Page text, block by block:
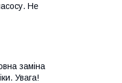
Не
заміна
Увага!